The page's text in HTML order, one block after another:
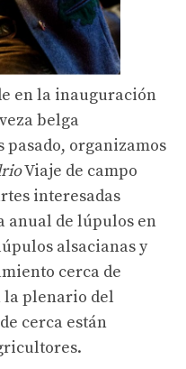
en la inauguración
belga
pasado, organizamos
Viaje de campo
interesadas
anual de lúpulos en
alsacianas y
cerca de
la plenario del
cerca están